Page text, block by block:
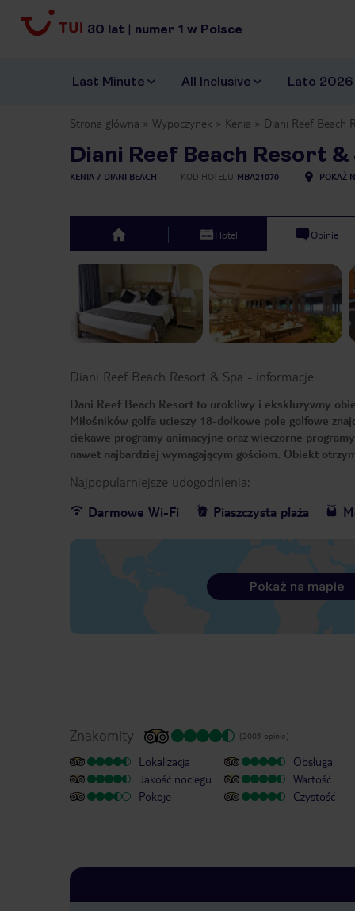
30 lat | numer 1 w Polsce
Last Minute All Inclusive Lato 2026
Strona główna Wypoczynek Kenia Diani Reef Beach
Diani Reef Beach Resort &
KENIA DIANI BEACH KOD HOTELU MBA21070 POKAŻ
top Hotel Opinie
Diani Reef Beach Resort & Spa - informacje
Dani Reef Beach Resort to urokliwy i ekskluzywny
Miłośników golfa ucieszy 18-dołkowe pole golfowe
ciekawe programy animacyjne oraz wieczorne
nawet najbardziej wymagającym gościom. Obiekt
Najpopularniejsze udogodnienia:
Darmowe Wi-Fi
Piaszczysta plaża
Pokaż na mapie
Znakomity (2003 opinie)
Lokalizacja
Jakość noclegu
Pokoje
Obsługa
Wartość
Czystość